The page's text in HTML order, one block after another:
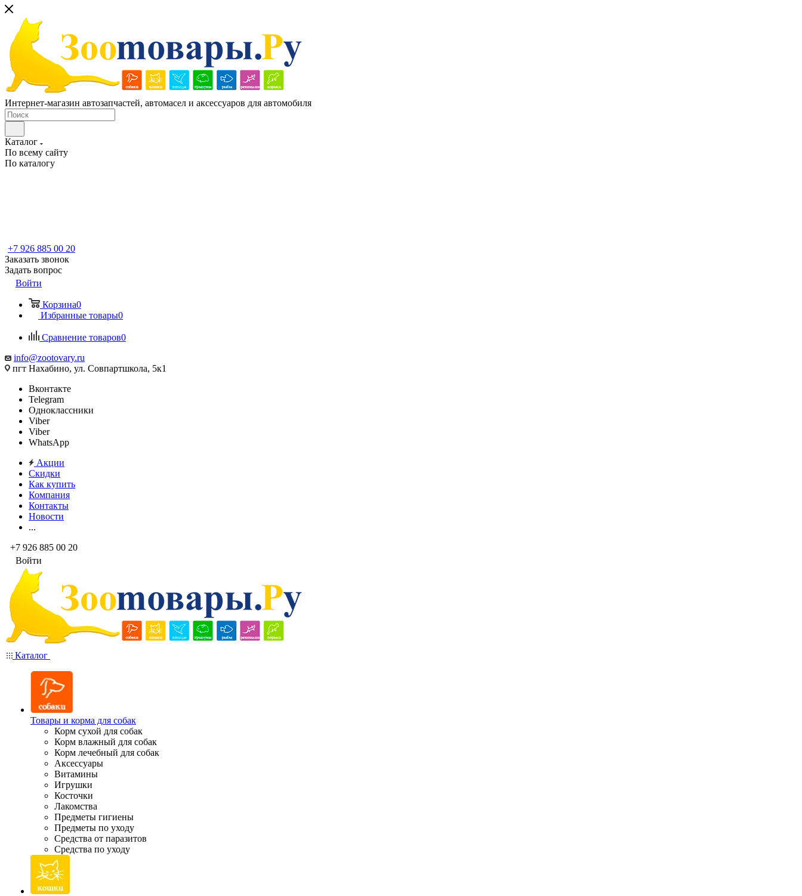
Интернет-магазин автозапчастей, автомасел и аксессуаров для автомобиля
Каталог
По всему сайту
По каталогу
+7 926 885 00 20
Заказать звонок
Задать вопрос
Войти
Корзина0
Избранные товары0
Сравнение товаров0
info@zootovary.ru
пгт Нахабино, ул. Совпартшкола, 5к1
Вконтакте
Telegram
Одноклассники
Viber
Viber
WhatsApp
Акции
Скидки
Как купить
Компания
Контакты
Новости
...
+7 926 885 00 20
Войти
Каталог
Товары и корма для собак
Корм сухой для собак
Корм влажный для собак
Корм лечебный для собак
Аксессуары
Витамины
Игрушки
Косточки
Лакомства
Предметы гигиены
Предметы по уходу
Средства от паразитов
Средства по уходу